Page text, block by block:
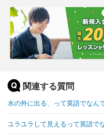
関連する質問
水の外に出る、って英語でなん
ユラユラして見えるって英語で